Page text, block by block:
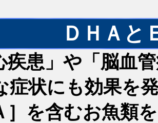
ＤＨＡと
疾患」や「脳血
症状にも効果を
］を含むお魚類